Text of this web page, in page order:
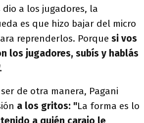
dio a los jugadores, la
es que hizo bajar del micro
reprenderlos. Porque si vos
los jugadores, subís y hablás
de otra manera, Pagani
a los gritos: "La forma es lo